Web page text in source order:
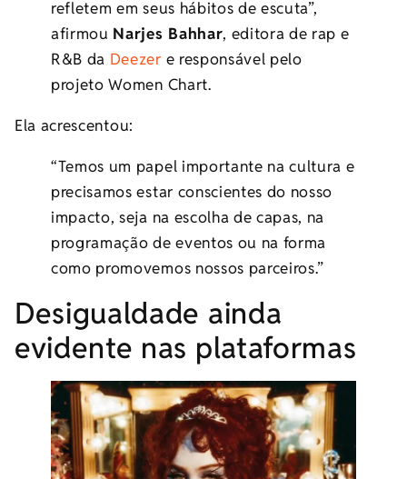
refletem em seus hábitos de escuta”,
afirmou Narjes Bahhar, editora de rap e
R&B da Deezer e responsável pelo
projeto Women Chart.
Ela acrescentou:
“Temos um papel importante na cultura e
precisamos estar conscientes do nosso
impacto, seja na escolha de capas, na
programação de eventos ou na forma
como promovemos nossos parceiros.”
Desigualdade ainda
evidente nas plataformas